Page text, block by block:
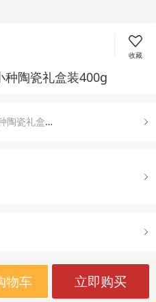
收藏
种陶瓷礼盒装400g
装400g, 默认
属性 售后政策
物车 立即购买